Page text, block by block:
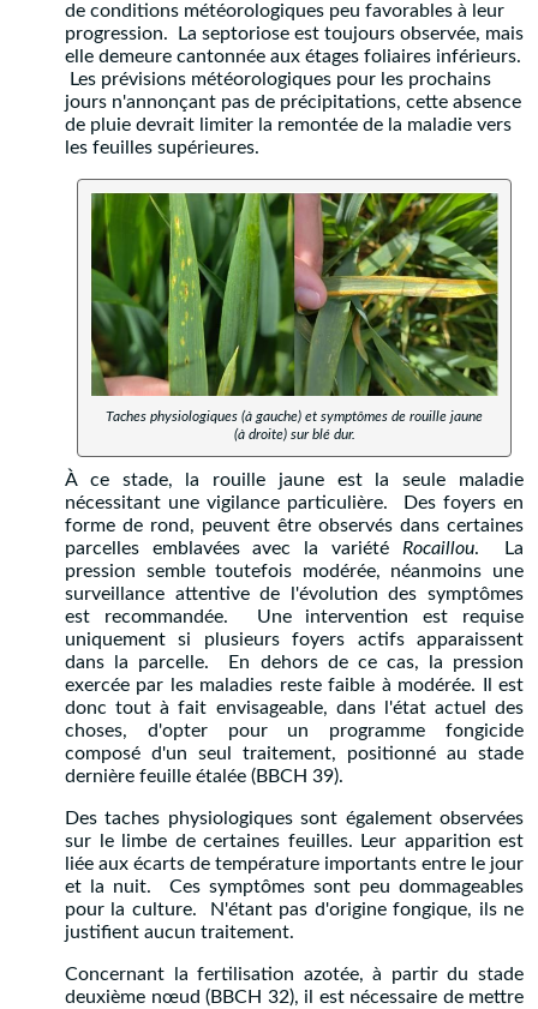
de conditions météorologiques peu favorables à leur
progression. La septoriose est toujours observée, mais
elle demeure cantonnée aux étages foliaires inférieurs.
Les prévisions météorologiques pour les prochains
jours n'annonçant pas de précipitations, cette absence
de pluie devrait limiter la remontée de la maladie vers
les feuilles supérieures.
Taches physiologiques (à gauche) et symptômes de rouille jaune
(à droite) sur blé dur.
À ce stade, la rouille jaune est la seule maladie
nécessitant une vigilance particulière. Des foyers en
forme de rond, peuvent être observés dans certaines
parcelles emblavées avec la variété Rocaillou. La
pression semble toutefois modérée, néanmoins une
surveillance attentive de l'évolution des symptômes
est recommandée. Une intervention est requise
uniquement si plusieurs foyers actifs apparaissent
dans la parcelle. En dehors de ce cas, la pression
exercée par les maladies reste faible à modérée. Il est
donc tout à fait envisageable, dans l'état actuel des
choses, d'opter pour un programme fongicide
composé d'un seul traitement, positionné au stade
dernière feuille étalée (BBCH 39).
Des taches physiologiques sont également observées
sur le limbe de certaines feuilles. Leur apparition est
liée aux écarts de température importants entre le jour
et la nuit. Ces symptômes sont peu dommageables
pour la culture. N'étant pas d'origine fongique, ils ne
justifient aucun traitement.
Concernant la fertilisation azotée, à partir du stade
deuxième nœud (BBCH 32), il est nécessaire de mettre